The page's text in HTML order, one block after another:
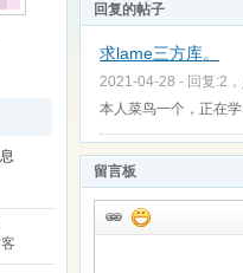
回复的帖子
求lame三方库。
2021-04-28 - 回复:2
本人菜鸟一个，正在
留言板